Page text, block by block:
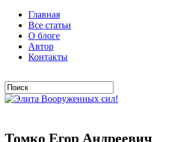
Главная
Все статьи
О блоге
Автор
Контакты
Томко Егор Андреевич